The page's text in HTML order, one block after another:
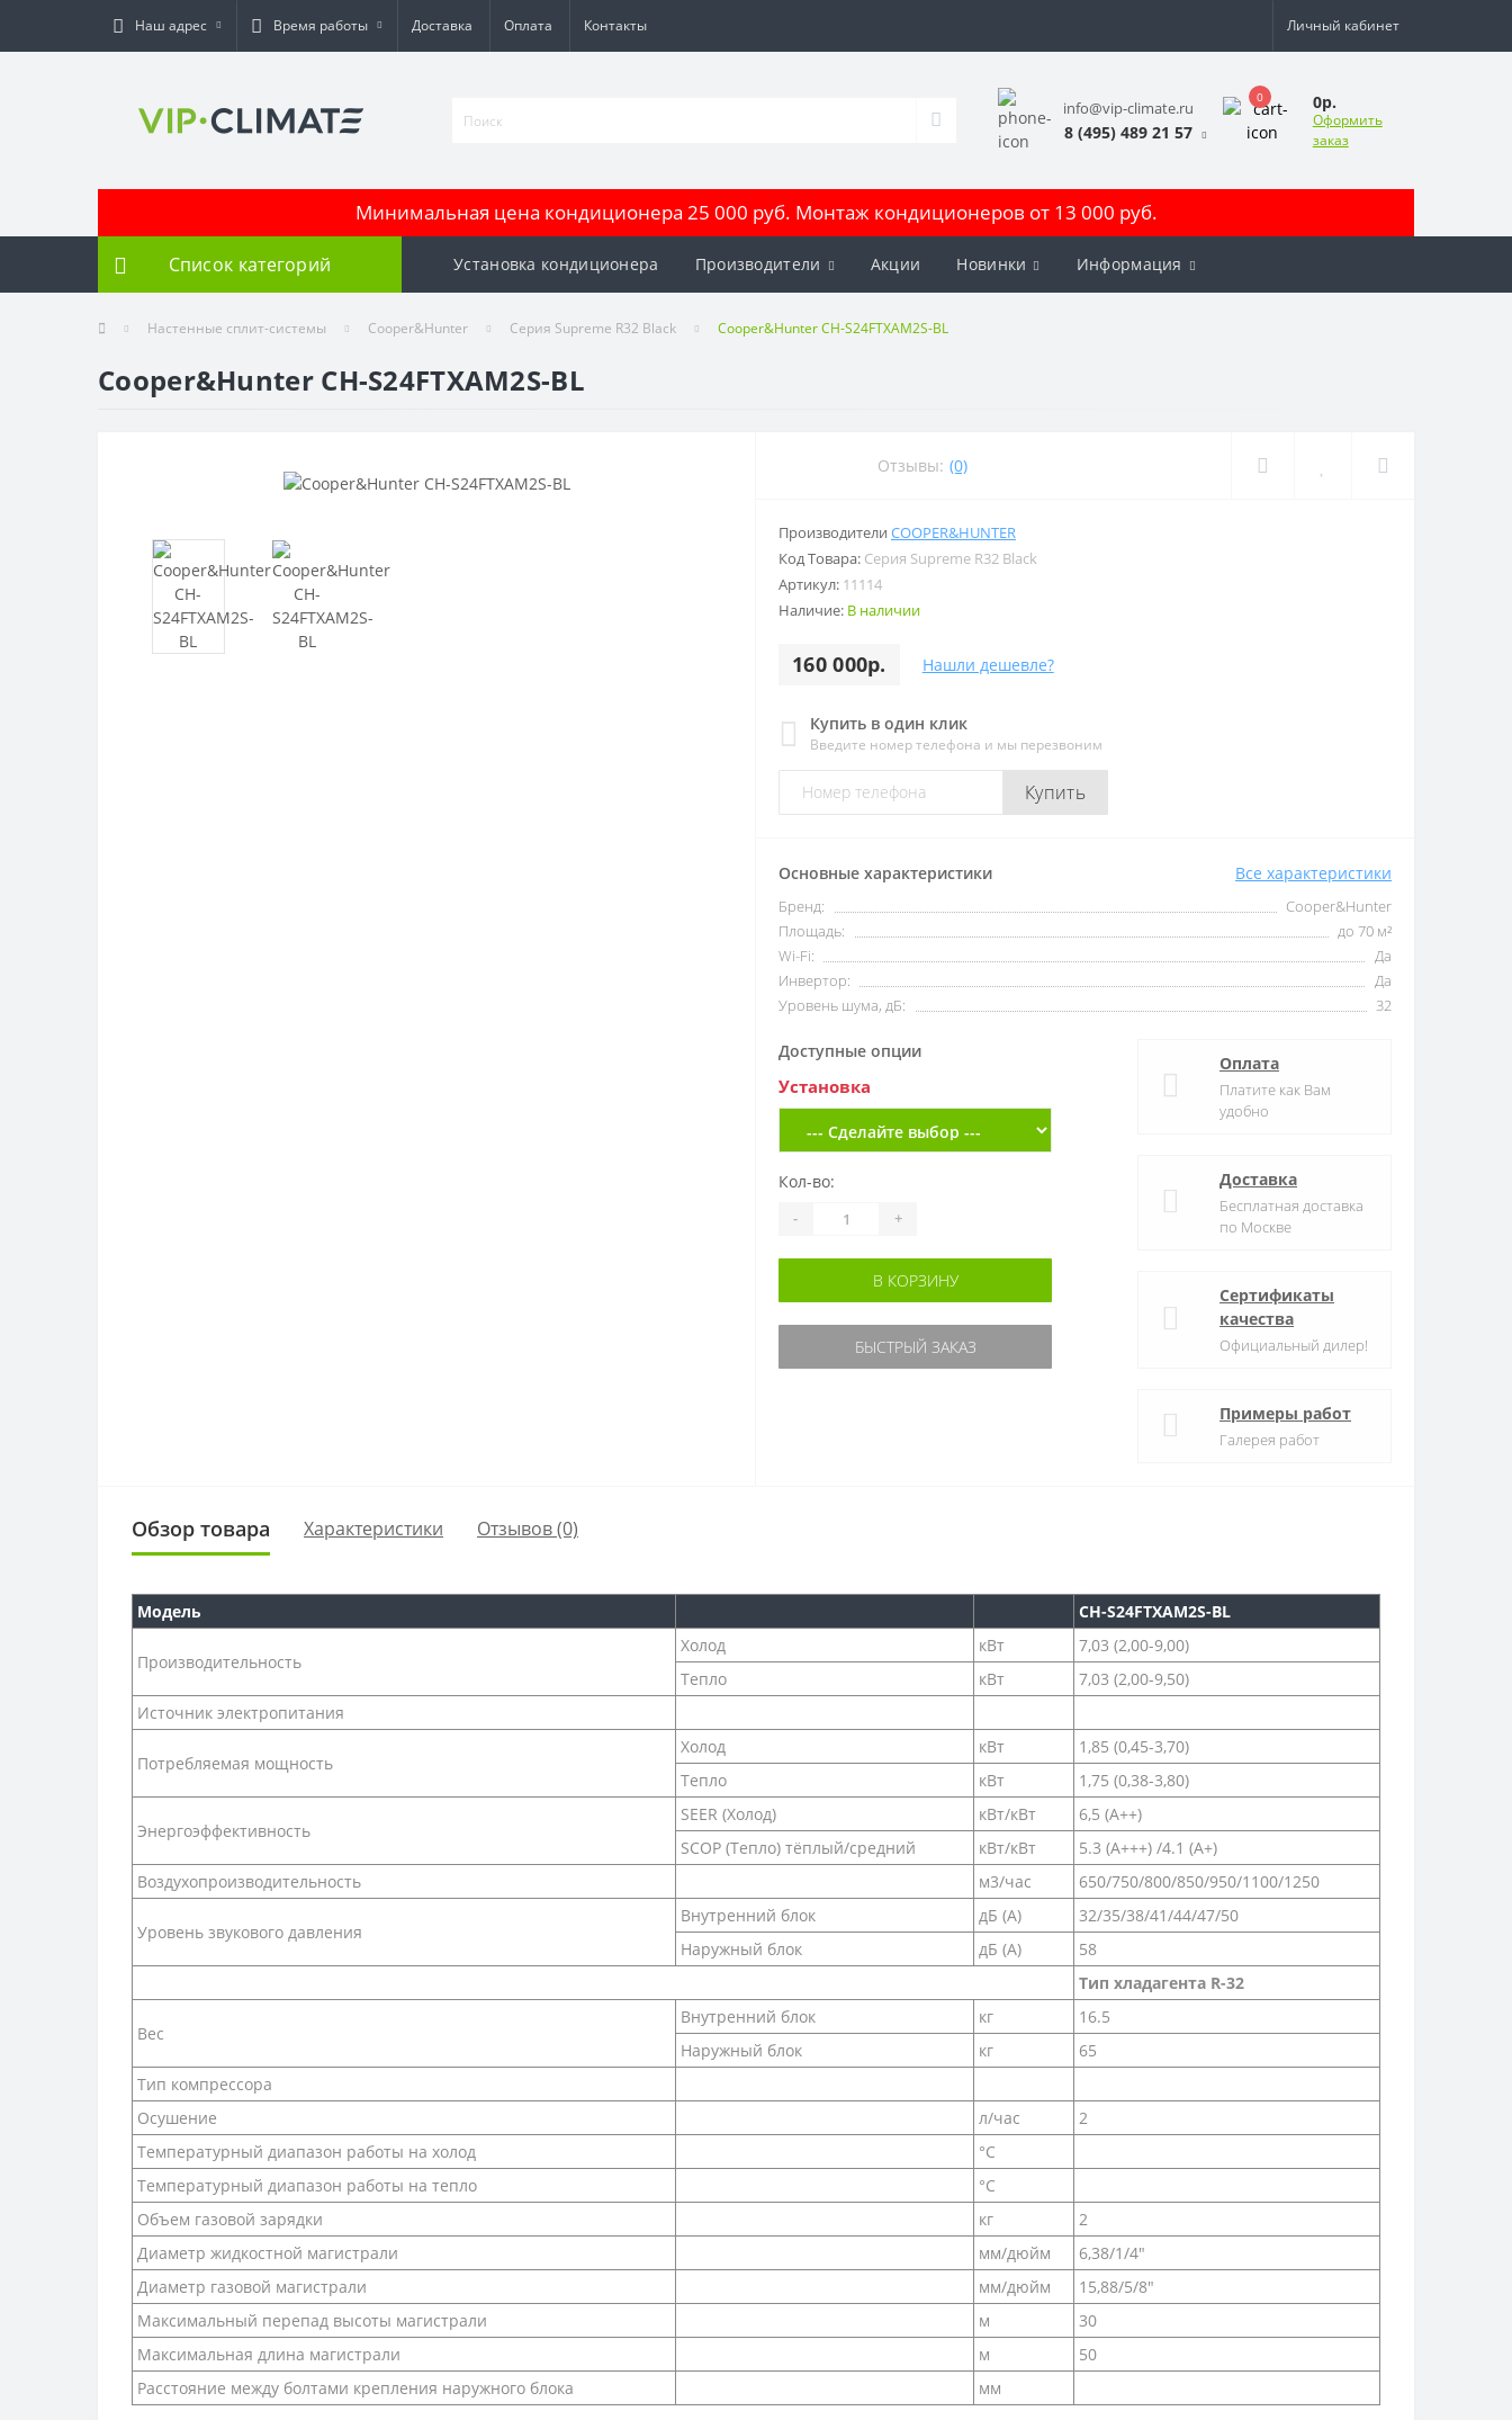
Наш адрес Время работы Доставка Оплата Контакты Личный кабинет
info@vip-climate.ru
8 (495) 489 21 57
0 0р.
Оформить
заказ
Минимальная цена кондиционера 25 000 руб. Монтаж кондиционеров от 13 000 руб.
Список категорий Установка кондиционера Производители Акции Новинки Информация
Настенные сплит-системы Cooper&Hunter Серия Supreme R32 Black Cooper&Hunter CH-S24FTXAM2S-BL
Cooper&Hunter CH-S24FTXAM2S-BL
Отзывы: (0)
Производители COOPER&HUNTER
Код Товара: Серия Supreme R32 Black
Артикул: 11114
Наличие: В наличии
160 000р. Нашли дешевле?
Купить в один клик
Введите номер телефона и мы перезвоним
Купить
Основные характеристики Все характеристики
Бренд:
Cooper&Hunter
Площадь:
до 70 м²
Wi-Fi:
Да
Инвертор:
Да
Уровень шума, дБ:
32
Доступные опции
Установка
Кол-во:
- +
В КОРЗИНУ
БЫСТРЫЙ ЗАКАЗ
Оплата
Платите как Вам
удобно
Доставка
Бесплатная доставка
по Москве
Сертификаты
качества
Официальный дилер!
Примеры работ
Галерея работ
Обзор товара Характеристики Отзывов (0)
Модель CH-S24FTXAM2S-BL
Производительность
Холод кВт
7,03 (2,00-9,00)
Тепло
кВт
7,03 (2,00-9,50)
Источник электропитания
Потребляемая мощность
Холод кВт
1,85 (0,45-3,70)
Тепло
кВт 1,75 (0,38-3,80)
Энергоэффективность
SEER (Холод) кВт/кВт
6,5 (А++)
SCOP (Тепло) тёплый/средний
кВт/кВт
5.3 (А+++) /4.1 (A+)
Воздухопроизводительность
м3/час 650/750/800/850/950/1100/1250
Уровень звукового давления
Внутренний блок дБ (A)
32/35/38/41/44/47/50
Наружный блок
дБ (A)
58
Тип хладагента R-32
Вес
Внутренний блок кг
16.5
Наружный блок
кг
65
Тип компрессора
Осушение
л/час
2
Температурный диапазон работы на холод
°C
Температурный диапазон работы на тепло
°C
Объем газовой зарядки
кг
2
Диаметр жидкостной магистрали
мм/дюйм
6,38/1/4″
Диаметр газовой магистрали
мм/дюйм
15,88/5/8″
Максимальный перепад высоты магистрали
м
30
Максимальная длина магистрали
м
50
Расстояние между болтами крепления наружного блока
мм